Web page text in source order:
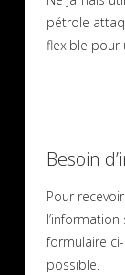
pétrole
flexible pour
Besoin
Pour
formulaire
possible.